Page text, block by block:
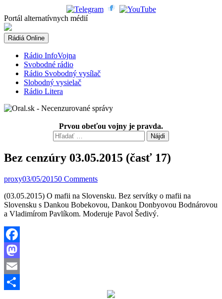
to
content
Portál alternatívnych médií
Rádiá Online
Rádio InfoVojna
Svobodné rádio
Rádio Svobodný vysílač
Slobodný vysielač
Rádio Litera
Prvou obeťou vojny je pravda.
Hľadať:
Bez cenzúry 03.05.2015 (časť 17)
proxy03/05/20150 Comments
(03.05.2015) O mafii na Slovensku. Bez servítky o mafii na
Slovensku s Dankou Bobekovou, Dankou Donbyovou Bodnárovou
a Vladimírom Pavlíkom. Moderuje Pavol Šedivý.
Facebook
Mastodon
Email